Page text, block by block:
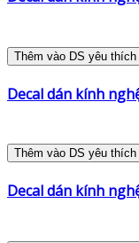
Thêm vào DS yêu thích
Decal dán kính
Thêm vào DS yêu thích
Decal dán kính